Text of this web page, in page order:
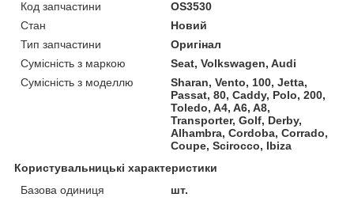
Код запчастини
OS3530
Стан
Новий
Тип запчастини
Оригінал
Сумісність з маркою
Seat, Volkswagen, Audi
Сумісність з моделлю
Sharan, Vento, 100, Jetta,
Passat, 80, Caddy, Polo, 200,
Toledo, A4, A6, A8,
Transporter, Golf, Derby,
Alhambra, Cordoba, Corrado,
Coupe, Scirocco, Ibiza
Користувальницькі характеристики
Базова одиниця
шт.